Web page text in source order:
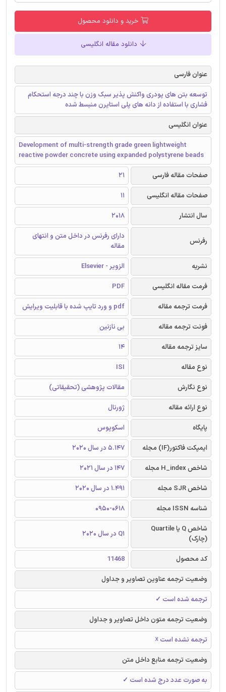
خرید و دانلود محصول
دانلود مقاله انگلیسی
عنوان فارسی
توسعه بتن های پودری واکنش پذیر سبک وزن با چند درجه استحکام
فشاری با استفاده از دانه های پلی استایرن منبسط شده
عنوان انگلیسی
Development of multi-strength grade green lightweight
reactive powder concrete using expanded polystyrene beads
صفحات مقاله فارسی
21
صفحات مقاله انگلیسی
11
سال انتشار
2018
رفرنس
دارای رفرنس در داخل متن و انتهای
مقاله
نشریه
الزویر - Elsevier
فرمت مقاله انگلیسی
PDF
فرمت ترجمه مقاله
pdf و ورد تایپ شده با قابلیت ویرایش
فونت ترجمه مقاله
بی نازنین
سایز ترجمه مقاله
14
نوع مقاله
ISI
نوع نگارش
مقالات پژوهشی (تحقیقاتی)
نوع ارائه مقاله
ژورنال
پایگاه
اسکوپوس
ایمپکت فاکتور(IF) مجله
5.147 در سال 2020
شاخص H_index مجله
147 در سال 2021
شاخص SJR مجله
1.491 در سال 2020
شناسه ISSN مجله
0950-0618
شاخص Q یا Quartile
(چارک)
Q1 در سال 2020
کد محصول
11468
وضعیت ترجمه عناوین تصاویر و جداول
ترجمه شده است ✓
وضعیت ترجمه متون داخل تصاویر و جداول
ترجمه نشده است ☓
وضعیت ترجمه منابع داخل متن
به صورت عدد درج شده است ✓